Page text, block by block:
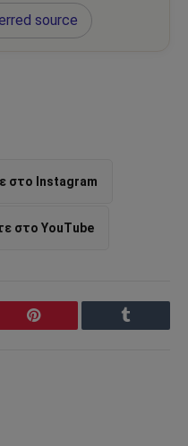
source
στο Instagram
στο YouTube
Pinterest Tumblr